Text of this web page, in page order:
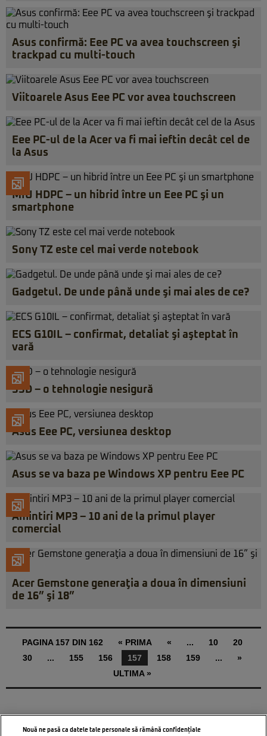
Asus confirmă: Eee PC va avea touchscreen şi
trackpad cu multi-touch
Viitoarele Asus Eee PC vor avea touchscreen
Eee PC-ul de la Acer va fi mai ieftin decât cel de
la Asus
MIU HDPC – un hibrid între un Eee PC şi un
smartphone
Sony TZ este cel mai verde notebook
Gadgetul. De unde până unde şi mai ales de ce?
ECS G10IL – confirmat, detaliat şi aşteptat în
vară
SSD – o tehnologie nesigură
Asus Eee PC, versiunea desktop
Asus se va baza pe Windows XP pentru Eee PC
Amintiri MP3 – 10 ani de la primul player
comercial
Acer Gemstone generaţia a doua în dimensiuni
de 16” şi 18”
PAGINA 157 DIN 162 « PRIMA « ... 10
20
30
... 155 156 157 158 159 ...
»
ULTIMA »
Nouă ne pasă ca datele tale personale să rămână confidențiale